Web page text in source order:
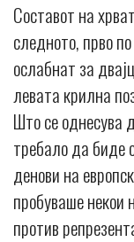
Составот на
следното, прво
ослабнат за
левата крилна
Што се однесува
требало да биде
денови на
пробуваше
против